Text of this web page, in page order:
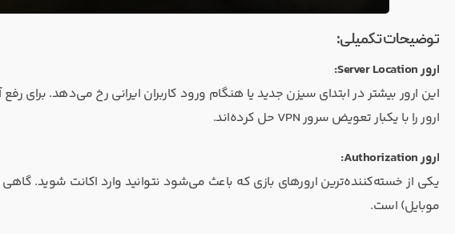
توضیحات تکمیلی:
ارور Server Location:
ارور را با یکبار تعویض سرور VPN حل کرده‌اند.
ارور Authorization:
موبایل) است.